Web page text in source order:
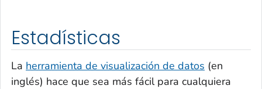
Estadísticas
La herramienta de visualización de datos (en
inglés) hace que sea más fácil para cualquiera